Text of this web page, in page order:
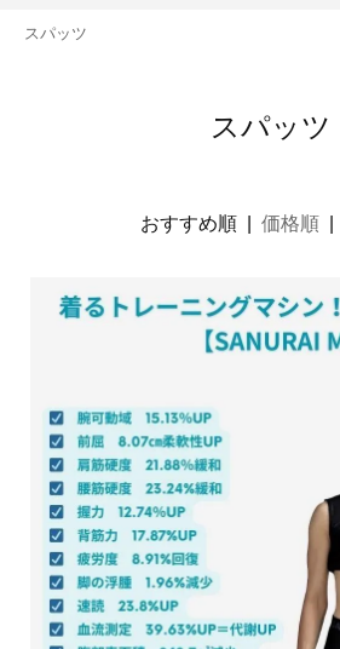
スパッツ
スパッツ
おすすめ順 | 価格順